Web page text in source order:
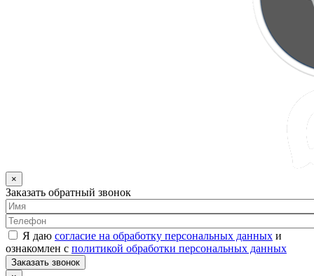
×
Заказать обратный звонок
Я даю согласие на обработку персональных данных и
ознакомлен с политикой обработки персональных данных
Заказать звонок